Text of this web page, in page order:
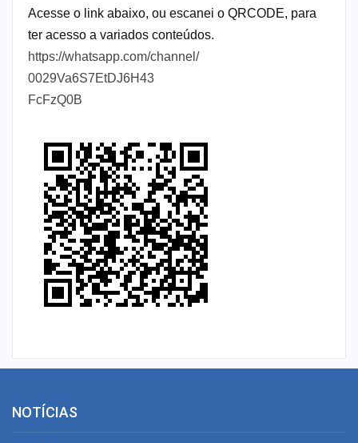
Acesse o link abaixo, ou escanei o QRCODE, para
ter acesso a variados conteúdos.
https://whatsapp.com/channel/
0029Va6S7EtDJ6H43
FcFzQ0B
NOTÍCIAS